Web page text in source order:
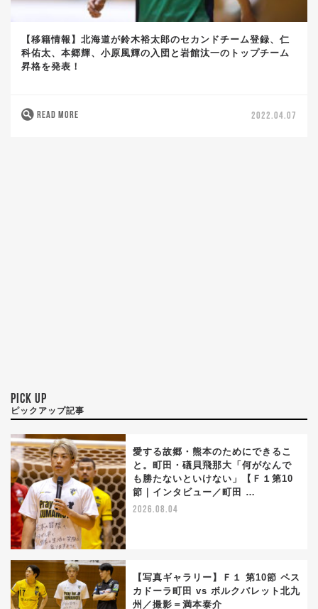
【移籍情報】北海道が鈴木裕太郎のセカンドチーム登録、仁
科佑太、本郷輝、小原風輝の入団と岩館汰一のトップチーム
昇格を発表！
READ MORE 2022.04.07
PICK UP
ピックアップ記事
愛する故郷・熊本のためにできるこ
と。町田・礒貝飛那大「何がなんで
も勝たないといけない」【Ｆ１第10
節｜インタビュー／町田 …
2026.08.04
【写真ギャラリー】Ｆ１ 第10節 ペス
カドーラ町田 vs ボルクバレット北九
州／撮影＝満本泰介